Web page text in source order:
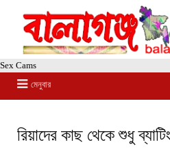
Sex Cams
মেনুবার
রিয়াদের কাছ থেকে শুধু